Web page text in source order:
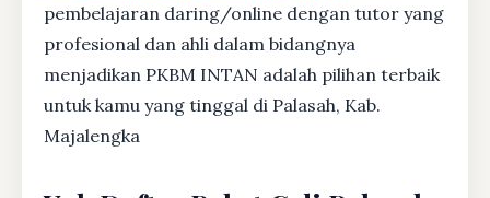
pembelajaran daring/online dengan tutor yang
profesional dan ahli dalam bidangnya
menjadikan PKBM INTAN adalah pilihan terbaik
untuk kamu yang tinggal di Palasah, Kab.
Majalengka